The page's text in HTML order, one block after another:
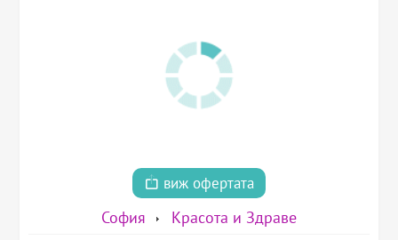
виж офертата
София Красота и Здраве